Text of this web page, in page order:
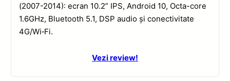
(2007-2014): ecran 10.2” IPS, Android 10, Octa-core
1.6GHz, Bluetooth 5.1, DSP audio și conectivitate
4G/Wi‑Fi.
Vezi review!